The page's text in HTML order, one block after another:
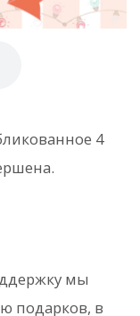
4
мы
подарков, в